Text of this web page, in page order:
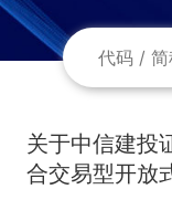
关于中信建投
合交易型开放